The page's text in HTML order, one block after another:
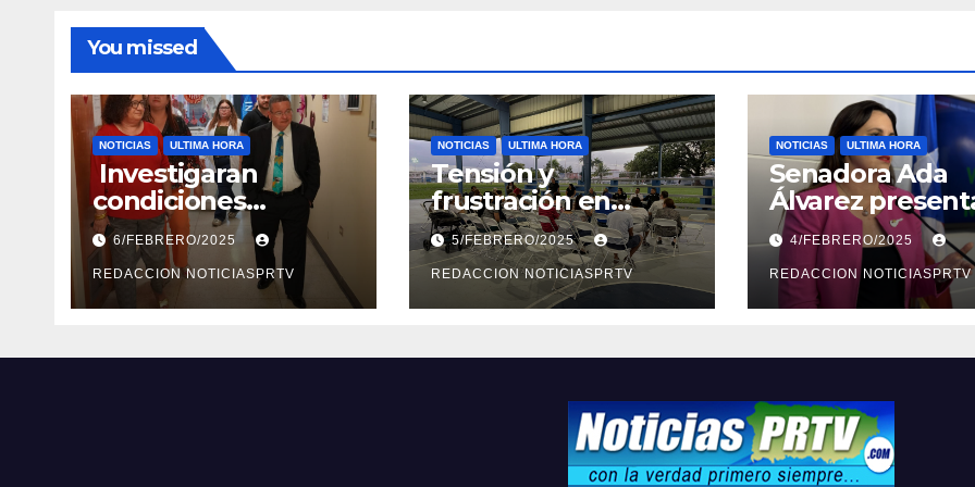
You missed
NOTICIAS ULTIMA HORA
Investigaran
condiciones
deplorables de las
facilidades el
Departamento de la
Salud en Mayagüez
6/FEBRERO/2025
REDACCION NOTICIASPRTV
NOTICIAS ULTIMA HORA
Tensión y
frustración en
reunión sobre
seguridad en
Reparto
Metropolitano
5/FEBRERO/2025
REDACCION NOTICIASPRTV
NOTICIAS ULTIMA HORA
Senadora Ada
Álvarez
medidas ante la
violencia en el
noviazgo
4/FEBRERO/2025
REDACCION NOTICIASPRTV